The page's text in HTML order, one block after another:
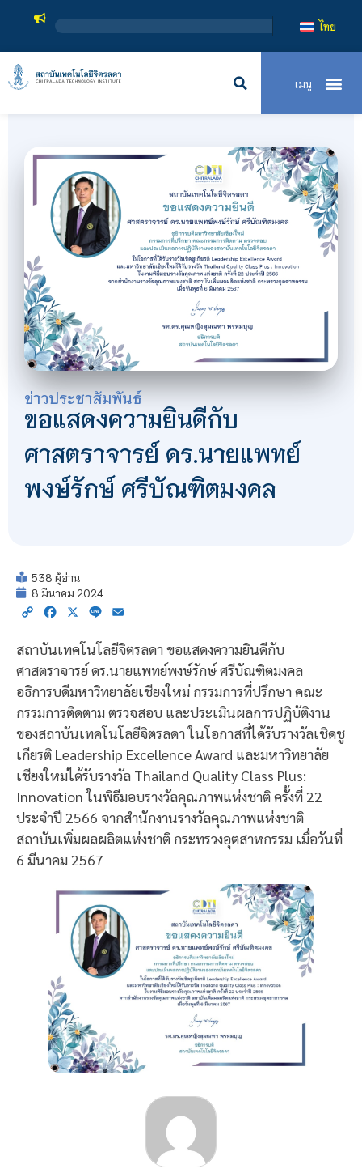
สถาบั
ไทย
ข่าวประชาสัมพันธ์
ขอแสดงความยินดีกับ
ศาสตราจารย์ ดร.นายแพทย์
พงษ์รักษ์ ศรีบัณฑิตมงคล
538 ผู้อ่าน
8 มีนาคม 2024
Copy Facebook
X Line
สถาบันเทคโนโลยีจิตรลดา ขอแสดงความยินดีกับ
ศาสตราจารย์ ดร.นายแพทย์พงษ์รักษ์ ศรีบัณฑิตมงคล
อธิการบดีมหาวิทยาลัยเชียงใหม่ กรรมการที่ปรึกษา คณะ
กรรมการติดตาม ตรวจสอบ และประเมินผลการปฏิบัติงาน
ของสถาบันเทคโนโลยีจิตรลดา ในโอกาสที่ได้รับรางวัลเชิดชู
เกียรติ Leadership Excellence Award และมหาวิทยาลัย
เชียงใหม่ได้รับรางวัล Thailand Quality Class Plus:
Innovation ในพิธีมอบรางวัลคุณภาพแห่งชาติ ครั้งที่ 22
ประจำปี 2566 จากสำนักงานรางวัลคุณภาพแห่งชาติ
สถาบันเพิ่มผลผลิตแห่งชาติ กระทรวงอุตสาหกรรม เมื่อวันที่
6 มีนาคม 2567